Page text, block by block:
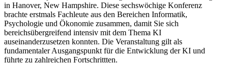
in Hanover, New Hampshire. Diese sechswöchige Konferenz
brachte erstmals Fachleute aus den Bereichen Informatik,
Psychologie und Ökonomie zusammen, damit Sie sich
bereichsübergreifend intensiv mit dem Thema KI
auseinanderzusetzen konnten. Die Veranstaltung gilt als
fundamentaler Ausgangspunkt für die Entwicklung der KI und
führte zu zahlreichen Fortschrittten.